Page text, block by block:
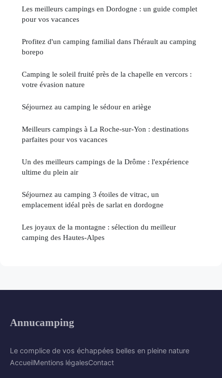
Les meilleurs campings en Dordogne : un guide complet
pour vos vacances
Profitez d'un camping familial dans l'hérault au camping
borepo
Camping le soleil fruité près de la chapelle en vercors :
votre évasion nature
Séjournez au camping le sédour en ariège
Meilleurs campings à La Roche-sur-Yon : destinations
parfaites pour vos vacances
Un des meilleurs campings de la Drôme : l'expérience
ultime du plein air
Séjournez au camping 3 étoiles de vitrac, un
emplacement idéal près de sarlat en dordogne
Les joyaux de la montagne : sélection du meilleur
camping des Hautes-Alpes
Annucamping
Le complice de vos échappées belles en pleine nature
AccueilMentions légalesContact